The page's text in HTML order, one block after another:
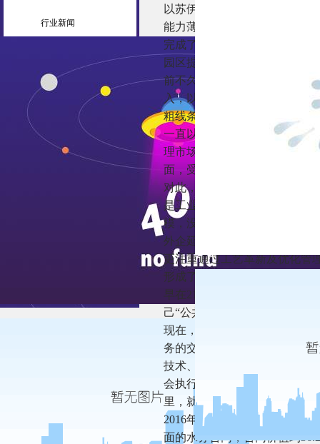
行业新闻
以苏伊士为例。这些年，苏伊
能力薄弱及环境风险高等诸多
完成了对ge水处理及工艺过程
园区提供专业的环境服务和管
前不久，苏伊士集团宣布
入，以实现苏伊士“在下一个
粗线条来看，外企从市政领域
一直以来都是短板，呈现“一
理市场，加之新周期下环保督
面，受制于治理难度、商业模
对此，全国工商联环境商会副
是工业污染没有控制住。究其
模，没有什么技术含量。未来
外企延续了一百多年来的专业
更注重通过工艺革新及优化管
形成了覆盖市政、工业领域，
早在21世纪初，外企对项目运
己“公共服务运营商”的角色。
现在，威立雅也在延续这一优
务的交接点产生新的服务和新
技术、管理、运营等优势无疑
会执行会长、苏伊士亚洲高级
里，就要求苏伊士环境集团的
2016年7月，威立雅收获进入
面的水务合同，合同价值约